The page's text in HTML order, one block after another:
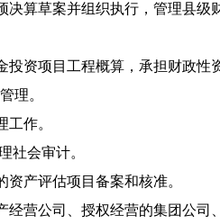
草案并组织执行，管理县级
项目工程概算，承担财政性
理。
作。
会审计。
产评估项目备案和核准。
公司、授权经营的集团公司